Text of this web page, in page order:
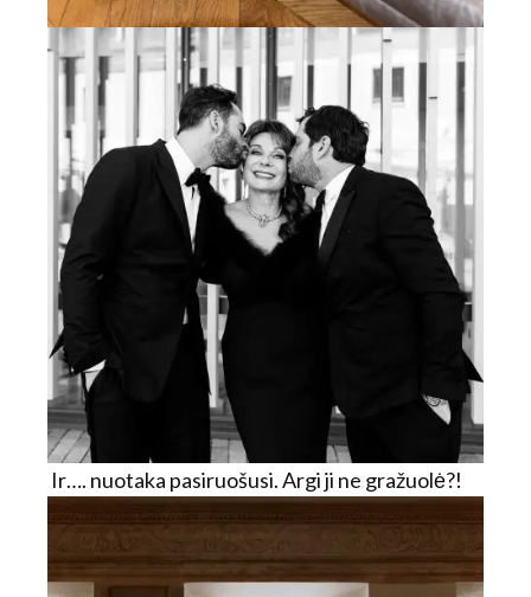
Ir…. nuotaka pasiruošusi. Argi ji ne gražuolė?!